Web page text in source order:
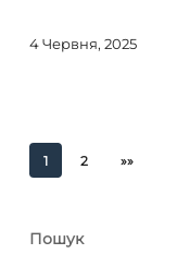
4 Червня, 2025
1 2 »»
Пошук